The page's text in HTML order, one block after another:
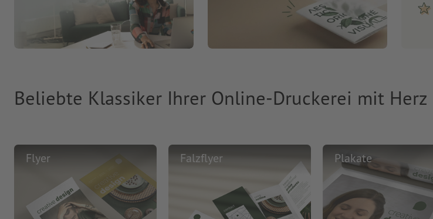
Beliebte Klassiker Ihrer Online-Druckerei mit Herz
Flyer Falzflyer Plakate